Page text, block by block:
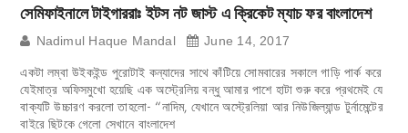
সেমিফাইনালে টাইগাররাঃ ইটস নট জাস্ট এ ক্রিকেট ম্যাচ ফর বাংলাদেশ
Nadimul Haque Mandal June 14, 2017
একটা লম্বা উইকইন্ড পুরোটাই কন্যাদের সাথে কাঁটিয়ে সোমবারের সকালে গাড়ি পার্ক করে
যেইমাত্র অফিসমুখো হয়েছি এক অস্ট্রেলিয় বন্ধু আমার পাশে হাটা শুরু করে প্রথমেই যে
বাক্যটি উচ্চারণ করলো তাহলো- “নাদিম, যেখানে অস্ট্রেলিয়া আর নিউজিল্যান্ড টুর্নামেন্টের
বাইরে ছিটকে গেলো সেখানে বাংলাদেশ